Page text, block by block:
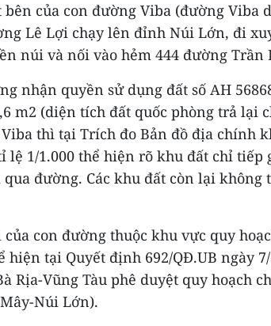
bên của con đường Viba (đường Viba
Lê Lợi chạy lên đỉnh Núi Lớn, đi
núi và nối vào hẻm 444 đường Trần
nhận quyền sử dụng đất số AH
m2 (diện tích đất quốc phòng trả lại
thì tại Trích đo Bản đồ địa chính
lệ 1/1.000 thể hiện rõ khu đất chỉ
đường. Các khu đất còn lại không
con đường thuộc khu vực quy
hiện tại Quyết định 692/QĐ.UB ngày
Rịa-Vũng Tàu phê duyệt quy hoạch
Núi Lớn).